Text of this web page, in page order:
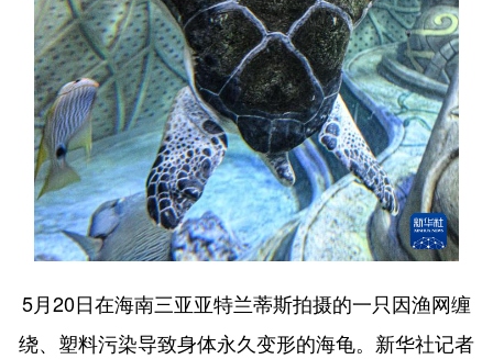
5月20日在海南三亚亚特兰蒂斯拍摄的一只因渔网缠
绕、塑料污染导致身体永久变形的海龟。新华社记者